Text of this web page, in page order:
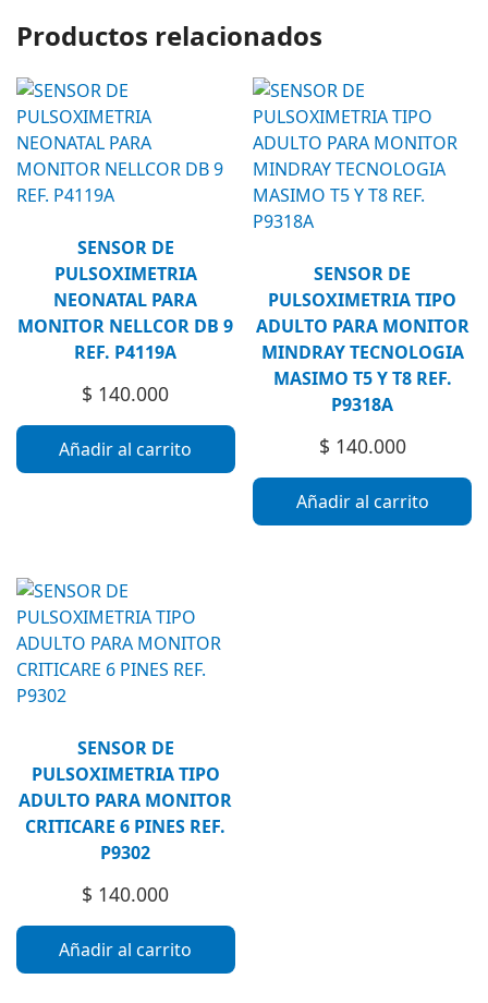
Productos relacionados
SENSOR DE
PULSOXIMETRIA
NEONATAL PARA
MONITOR NELLCOR DB 9
REF. P4119A
$ 140.000
Añadir al carrito
SENSOR DE
PULSOXIMETRIA TIPO
ADULTO PARA MONITOR
MINDRAY TECNOLOGIA
MASIMO T5 Y T8 REF.
P9318A
$ 140.000
Añadir al carrito
SENSOR DE
PULSOXIMETRIA TIPO
ADULTO PARA MONITOR
CRITICARE 6 PINES REF.
P9302
$ 140.000
Añadir al carrito